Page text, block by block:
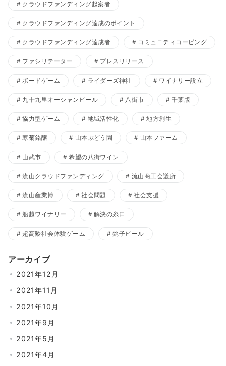
クラウドファンディング起案者
クラウドファンディング達成のポイント
クラウドファンディング達成者 コミュニティコーピング
ファシリテーター プレスリリース
ボードゲーム ライダーズ神社 ワイナリー設立
九十九里オーシャンビール 八街市 千葉版
協力型ゲーム 地域活性化 地方創生
寒菊銘醸 山本ぶどう園 山本ファーム
山武市 希望の八街ワイン
流山クラウドファンディング 流山商工会議所
流山産業博 社会問題 社会支援
船越ワイナリー 解決の糸口
超高齢社会体験ゲーム 銚子ビール
アーカイブ
2021年12月
2021年11月
2021年10月
2021年9月
2021年5月
2021年4月